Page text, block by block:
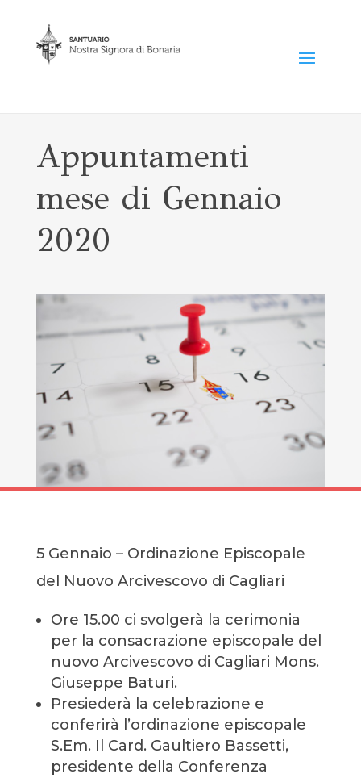
Appuntamenti
mese di Gennaio
2020
5 Gennaio – Ordinazione Episcopale
del Nuovo Arcivescovo di Cagliari
Ore 15.00 ci svolgerà la cerimonia
per la consacrazione episcopale del
nuovo Arcivescovo di Cagliari Mons.
Giuseppe Baturi.
Presiederà la celebrazione e
conferirà l’ordinazione episcopale
S.Em. Il Card. Gaultiero Bassetti,
presidente della Conferenza